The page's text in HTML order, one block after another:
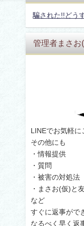
騙された!!どう
管理者まさお
LINEでお気軽に
その他にも
・情報提供
・質問
・被害の対処法
・まさお(仮)と
など
すぐに返事がで
なるべく早く返